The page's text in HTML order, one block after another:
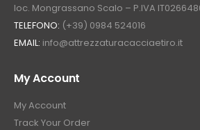
loc. Mongrassano Scalo – P.IVA
TELEFONO: (+39) 0984 524016
EMAIL: info@attrezzaturacacciaetiro.it
My Account
My Account
Track Your Order